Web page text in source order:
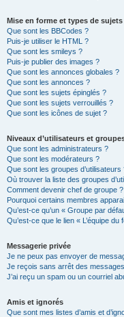
Mise en forme et types de sujets
Que sont les BBCodes ?
Puis-je utiliser le HTML ?
Que sont les smileys ?
Puis-je publier des images ?
Que sont les annonces globales ?
Que sont les annonces ?
Que sont les sujets épinglés ?
Que sont les sujets verrouillés ?
Que sont les icônes de sujet ?
Niveaux d’utilisateurs et
Que sont les administrateurs ?
Que sont les modérateurs ?
Que sont les groupes d’utilisateurs
Où trouver la liste des groupes
Comment devenir chef de groupe ?
Pourquoi certains membres
Qu’est-ce qu’un « Groupe par
Qu’est-ce que le lien « L’équipe du
Messagerie privée
Je ne peux pas envoyer de
Je reçois sans arrêt des
J’ai reçu un spam ou un courriel
Amis et ignorés
Que sont mes listes d’amis et